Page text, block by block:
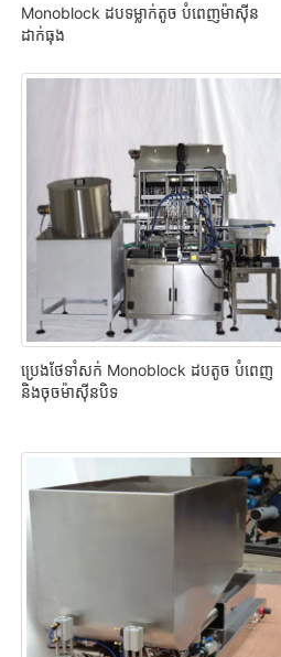
Monoblock ដបទម្លាក់តូច បំពេញម៉ាស៊ីន
ដាក់ធុង
ប្រេងថែទាំសក់ Monoblock ដបតូច បំពេញ
និងចុចម៉ាស៊ីនបិទ